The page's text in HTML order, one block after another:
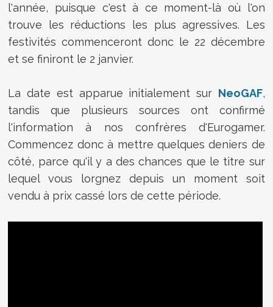
l'année, puisque c'est à ce moment-là où l'on
trouve les réductions les plus agressives. Les
festivités commenceront donc le 22 décembre
et se finiront le 2 janvier.
La date est apparue initialement sur NeoGAF,
tandis que plusieurs sources ont confirmé
l'information à nos confrères d'Eurogamer.
Commencez donc à mettre quelques deniers de
côté, parce qu'il y a des chances que le titre sur
lequel vous lorgnez depuis un moment soit
vendu à prix cassé lors de cette période.